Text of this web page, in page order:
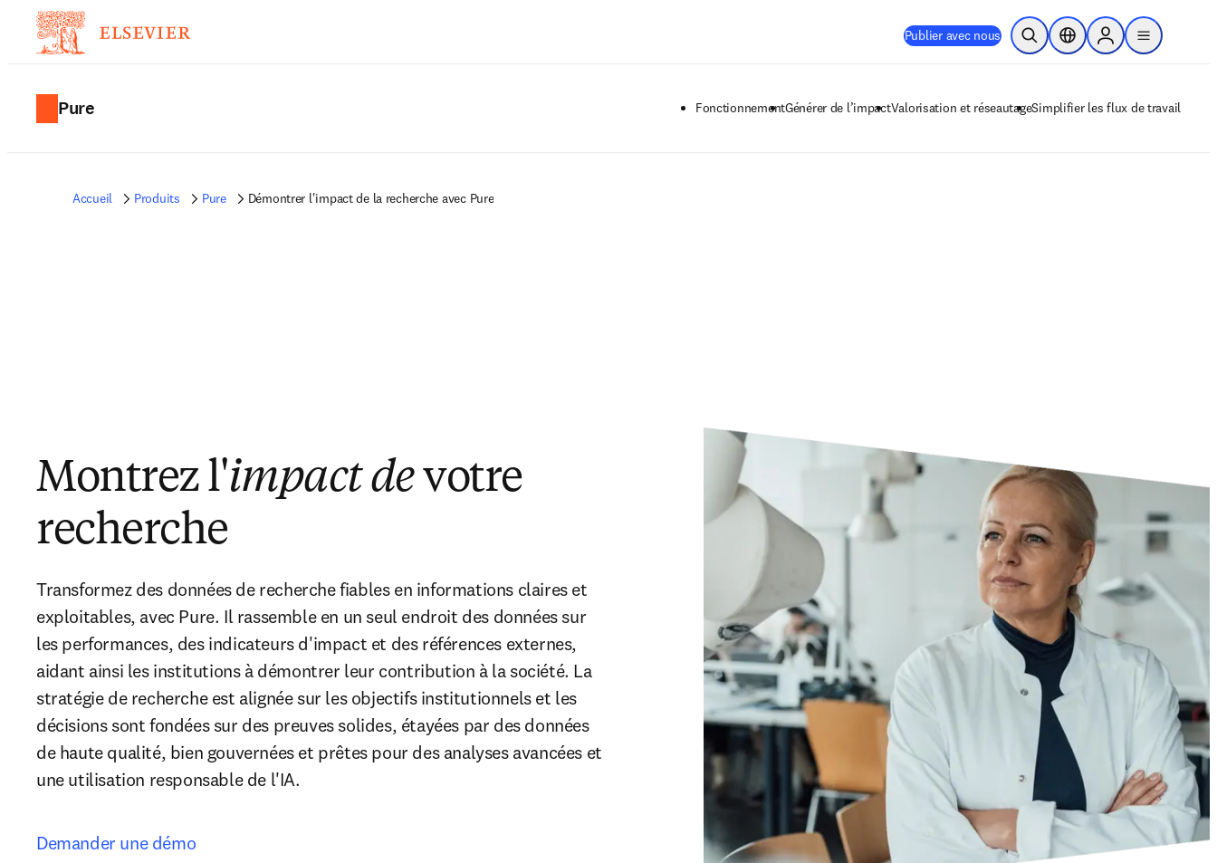
Publier avec nous Ouvrir la recherche
Sélecteur de localisation
Sign in to products
menu
Pure FonctionnementGénérer de l’impactValorisation et réseautageSimplifier les flux de travail
Accueil Produits Pure Démontrer l'impact de la recherche avec Pure
Montrez l'impact devotre
recherche
Transformez des données de recherche fiables en informations claires et
exploitables, avec Pure. Il rassemble en un seul endroit des données sur
les performances, des indicateurs d'impact et des références externes,
aidant ainsi les institutions à démontrer leur contribution à la société. La
stratégie de recherche est alignée sur les objectifs institutionnels et les
décisions sont fondées sur des preuves solides, étayées par des données
de haute qualité, bien gouvernées et prêtes pour des analyses avancées et
une utilisation responsable de l'IA.
Demander une démo